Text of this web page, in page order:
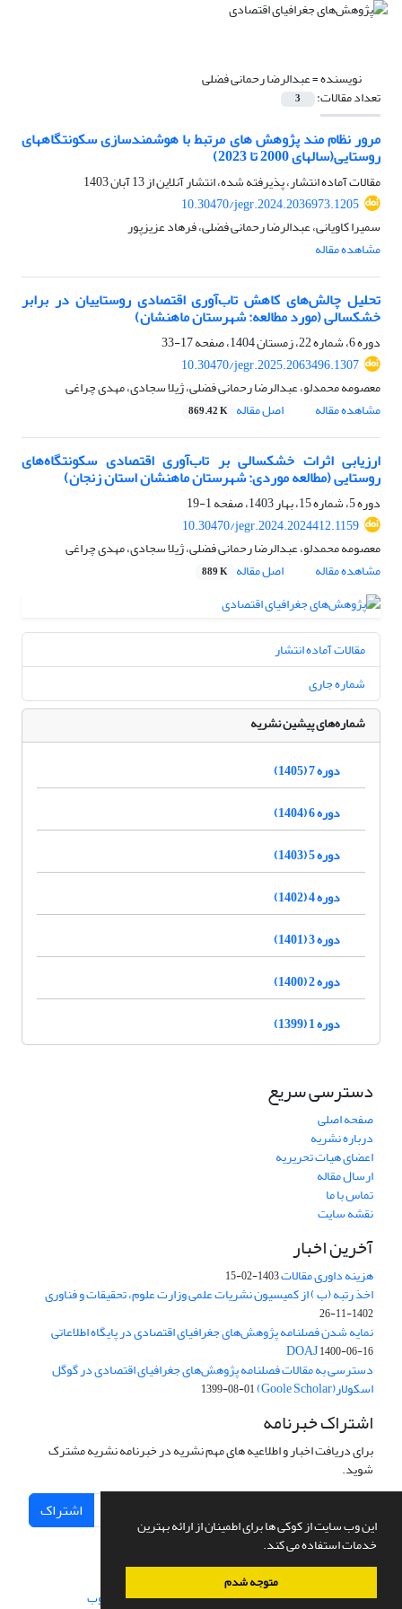
این وب سایت از کوکی ها برای اطمینان از ارائه بهترین
خدمات استفاده می کند.
متوجه شدم
نویسنده =عبدالرضا رحمانی فضلی
تعداد مقالات: 3
مرور نظام مند پژوهش های مرتبط با هوشمندسازی سکونتگاههای
روستایی(سالهای 2000 تا 2023)
مقالات آماده انتشار، پذیرفته شده، انتشار آنلاین از13 آبان 1403
10.30470/jegr.2024.2036973.1205
سمیرا کاویانی، عبدالرضا رحمانی فضلی، فرهاد عزیزپور
مشاهده مقاله
تحلیل چالش‌های کاهش تاب‌آوری اقتصادی روستاییان در برابر
خشکسالی (مورد مطالعه: شهرستان ماهنشان)
دوره 6، شماره 22، زمستان 1404، صفحه
17-33
10.30470/jegr.2025.2063496.1307
معصومه محمدلو، عبدالرضا رحمانی فضلی، ژیلا سجادی، مهدی چراغی
مشاهده مقاله
اصل مقاله 869.42 K
ارزیابی اثرات خشکسالی بر تاب‌‌آوری اقتصادی سکونتگاه‌‌های
روستایی (مطالعه موردی: شهرستان ماهنشان استان زنجان)
دوره 5، شماره 15، بهار 1403، صفحه
1-19
10.30470/jegr.2024.2024412.1159
معصومه محمدلو، عبدالرضا رحمانی فضلی، ژیلا سجادی، مهدی چراغی
مشاهده مقاله
اصل مقاله 889 K
مقالات آماده انتشار
شماره جاری
شماره‌های پیشین نشریه
دوره 7 (1405)
دوره 6 (1404)
دوره 5 (1403)
دوره 4 (1402)
دوره 3 (1401)
دوره 2 (1400)
دوره 1 (1399)
دسترسی سریع
صفحه اصلی
درباره نشریه
اعضای هیات تحریریه
ارسال مقاله
تماس با ما
نقشه سایت
آخرین اخبار
هزینه داوری مقالات1403-02-15
اخذ رتبه (ب ) از کمیسیون نشریات علمی وزارت علوم، تحقیقات و فناوری
1402-11-26
نمایه شدن فصلنامه پژوهش‌های جغرافیای اقتصادی در پایگاه اطلاعاتی
DOAJ1400-06-16
دسترسی به مقالات فصلنامه پژوهش‌های جغرافیای اقتصادی در گوگل
اسکولار(Goole Scholar) 1399-08-01
اشتراک خبرنامه
برای دریافت اخبار و اطلاعیه های مهم نشریه در خبرنامه نشریه مشترک
شوید.
اشتراک
سامانه مدیریت نشریات علمی.طراحی و پیاده سازی از سیناوب